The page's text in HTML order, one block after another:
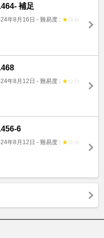
補足
年8月16日 - 難易度 : ★ ☆ ☆
年8月12日 - 難易度 : ★ ☆ ☆
6
年8月12日 - 難易度 : ★ ☆ ☆